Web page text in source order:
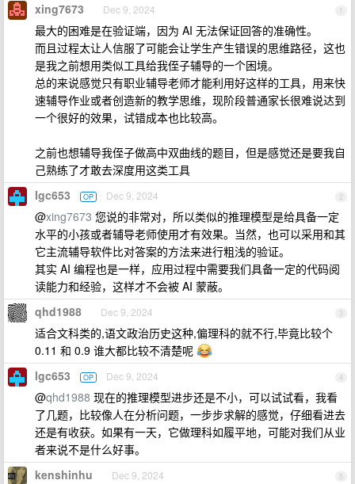
1
xing7673 Dec 9, 2024
最大的困难是在验证端，因为 AI 无法保证回答的准确性。
而且过程太让人信服了可能会让学生产生错误的思维路径，这也
是我之前想用类似工具给我侄子辅导的一个困境。
总的来说感觉只有职业辅导老师才能利用好这样的工具，用来快
速辅导作业或者创造新的教学思维，现阶段普通家长很难说达到
一个很好的效果，试错成本也比较高。
之前也想辅导我侄子做高中双曲线的题目，但是感觉还是要我自
己熟练了才敢去深度用这类工具
2
lgc653 OP Dec 9, 2024
@xing7673 您说的非常对，所以类似的推理模型是给具备一定
水平的小孩或者辅导老师使用才有效果。当然，也可以采用和其
它主流辅导软件比对答案的方法来进行粗浅的验证。
其实 AI 编程也是一样，应用过程中需要我们具备一定的代码阅
读能力和经验，这样才不会被 AI 蒙蔽。
3
qhd1988 Dec 9, 2024
适合文科类的,语文政治历史这种,偏理科的就不行,毕竟比较个
0.11 和 0.9 谁大都比较不清楚呢
4
lgc653 OP Dec 9, 2024
@qhd1988 现在的推理模型进步还是不小，可以试试看，我看
了几题，比较像人在分析问题，一步步求解的感觉，仔细看进去
还是有收获。如果有一天，它做理科如履平地，可能对我们从业
者来说不是什么好事。
5
kenshinhu Dec 9, 2024